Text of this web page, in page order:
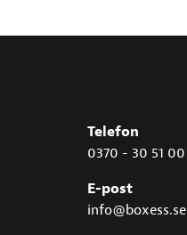
Telefon
0370 - 30 51 00
E-post
info@boxess.se